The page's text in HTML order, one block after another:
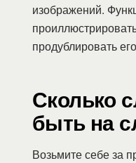
изображений.
продублировать
Сколько
быть на
Возьмите себе за